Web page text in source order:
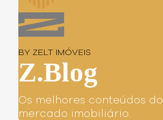
BY ZELT IMÓVEIS
Z.Blog
Os melhores conteúdos do
mercado imobiliário.